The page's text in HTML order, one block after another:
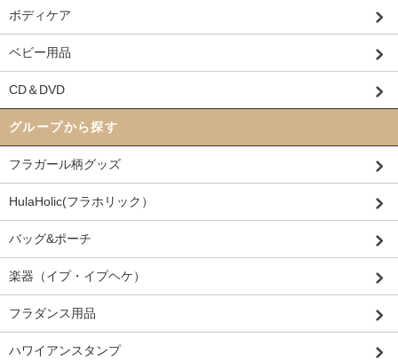
ボディケア
ベビー用品
CD＆DVD
グループから探す
フラガール柄グッズ
HulaHolic(フラホリック）
バッグ&ポーチ
楽器（イプ・イプヘケ）
フラダンス用品
ハワイアンスタンプ